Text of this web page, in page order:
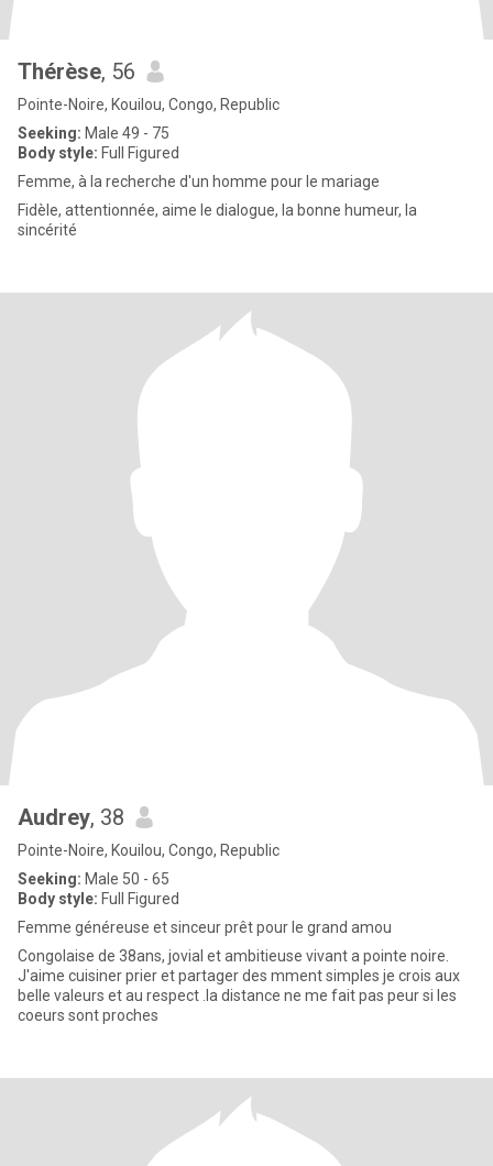
Thérèse, 56
Pointe-Noire, Kouilou, Congo, Republic
Seeking: Male 49 - 75
Body style: Full Figured
Femme, à la recherche d'un homme pour le mariage
Fidèle, attentionnée, aime le dialogue, la bonne humeur, la
sincérité
Audrey, 38
Pointe-Noire, Kouilou, Congo, Republic
Seeking: Male 50 - 65
Body style: Full Figured
Femme généreuse et sinceur prêt pour le grand amou
Congolaise de 38ans, jovial et ambitieuse vivant a pointe noire.
J'aime cuisiner prier et partager des mment simples je crois aux
belle valeurs et au respect .la distance ne me fait pas peur si les
coeurs sont proches